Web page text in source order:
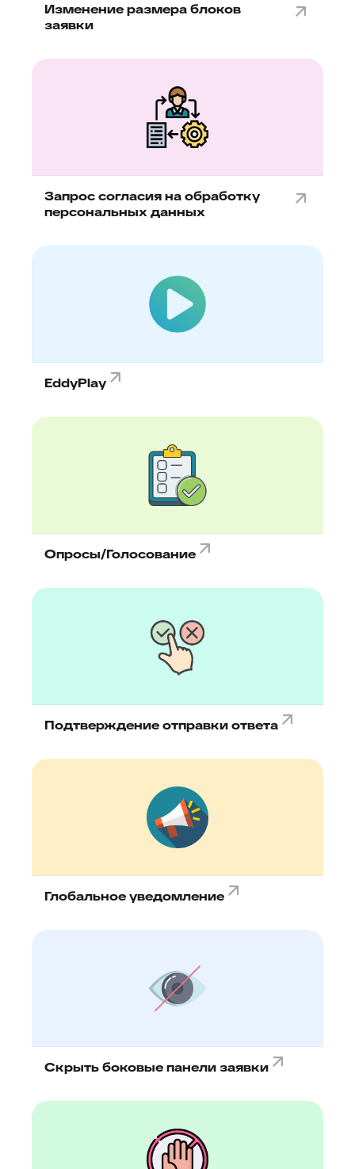
Изменение размера блоков
заявки
Запрос согласия на обработку
персональных данных
EddyPlay
Опросы/Голосование
Подтверждение отправки ответа
Глобальное уведомление
Скрыть боковые панели заявки